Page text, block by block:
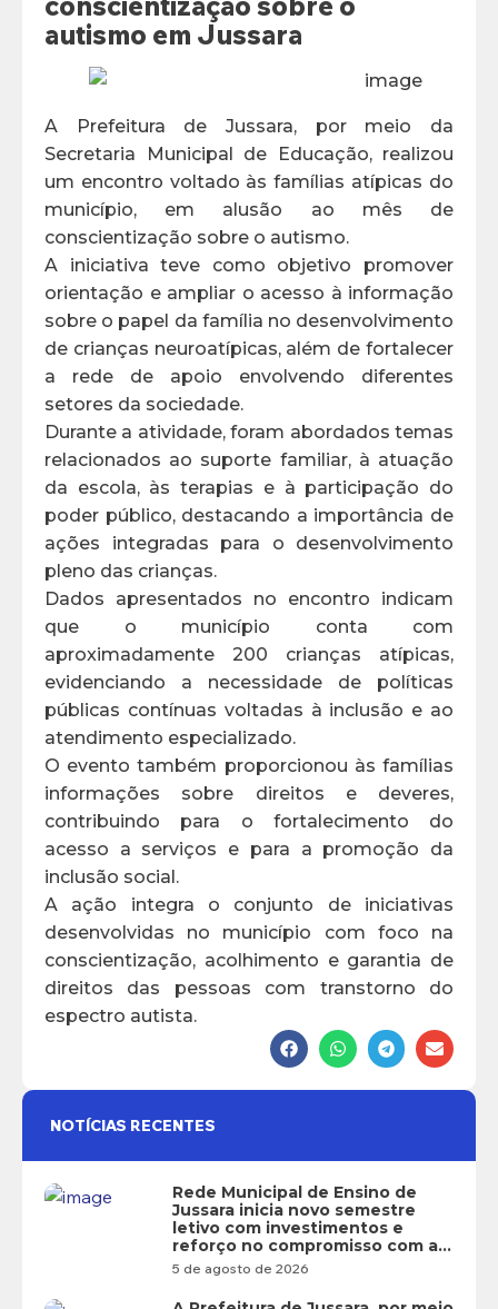
autismo em Jussara
A Prefeitura de Jussara, por meio da
Secretaria Municipal de Educação, realizou
um encontro voltado às famílias atípicas do
município, em alusão ao mês de
conscientização sobre o autismo.
A iniciativa teve como objetivo promover
orientação e ampliar o acesso à informação
sobre o papel da família no desenvolvimento
de crianças neuroatípicas, além de fortalecer
a rede de apoio envolvendo diferentes
setores da sociedade.
Durante a atividade, foram abordados temas
relacionados ao suporte familiar, à atuação
da escola, às terapias e à participação do
poder público, destacando a importância de
ações integradas para o desenvolvimento
pleno das crianças.
Dados apresentados no encontro indicam
que o município conta com
aproximadamente 200 crianças atípicas,
evidenciando a necessidade de políticas
públicas contínuas voltadas à inclusão e ao
atendimento especializado.
O evento também proporcionou às famílias
informações sobre direitos e deveres,
contribuindo para o fortalecimento do
acesso a serviços e para a promoção da
inclusão social.
A ação integra o conjunto de iniciativas
desenvolvidas no município com foco na
conscientização, acolhimento e garantia de
direitos das pessoas com transtorno do
espectro autista.
NOTÍCIAS RECENTES
Rede Municipal de Ensino de
Jussara inicia novo semestre
letivo com investimentos e
reforço no compromisso com a
educação
5 de agosto de 2026